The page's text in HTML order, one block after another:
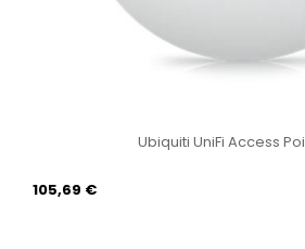
Ubiquiti UniFi Access
105,69 €